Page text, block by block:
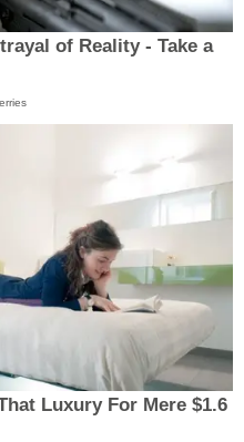
of Reality - Take a
Luxury For Mere $1.6